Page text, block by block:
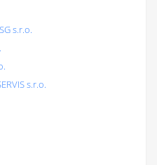
s.r.o.
s.r.o.